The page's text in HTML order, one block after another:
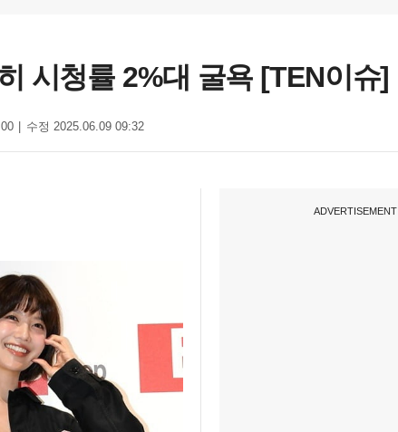
시청률 2%대 굴욕 [TEN이슈]
수정 2025.06.09 09:32
ADVERTISEMENT